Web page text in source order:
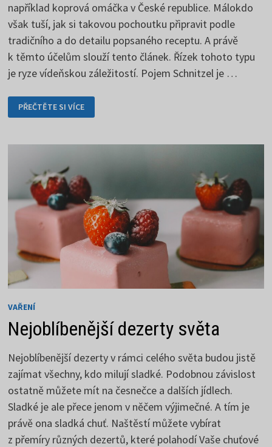
například koprová omáčka v České republice. Málokdo
však tuší, jak si takovou pochoutku připravit podle
tradičního a do detailu popsaného receptu. A právě
k těmto účelům slouží tento článek. Řízek tohoto typu
je ryze vídeňskou záležitostí. Pojem Schnitzel je …
VÍDEŇSKÝ
ŘÍZEK
JAKO
PŘEČTĚTE SI VÍCE
VAŘENÍ
Nejoblíbenější dezerty světa
Nejoblíbenější dezerty v rámci celého světa budou jistě
zajímat všechny, kdo milují sladké. Podobnou závislost
ostatně můžete mít na česnečce a dalších jídlech.
Sladké je ale přece jenom v něčem výjimečné. A tím je
právě ona sladká chuť. Naštěstí můžete vybírat
z přemíry různých dezertů, které polahodí Vaše chuťové